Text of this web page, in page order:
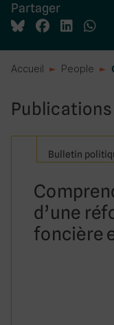
Partager
Accueil People
Publications
Bulletin
d’une
foncière